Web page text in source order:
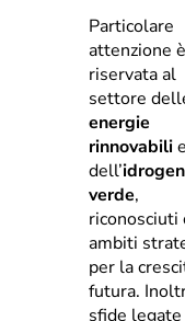
Particolare
attenzione
riservata al
settore
energie
rinnovabilie
dell’
verde,
riconosciuti
ambiti
per la
futura.
sfide